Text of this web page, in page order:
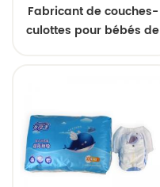
Fabricant de couches-
culottes pour bébés de